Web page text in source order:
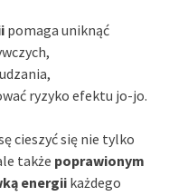
pomaga uniknąć
ryzyko efektu jo-jo.
cieszyć się nie tylko
także poprawionym
energii każdego